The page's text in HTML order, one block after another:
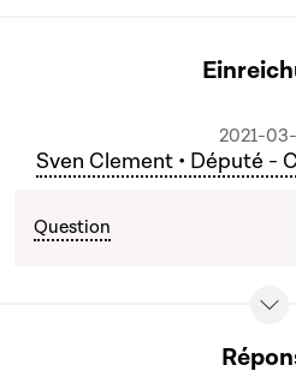
2021-
Sven Clement • Député -
Question